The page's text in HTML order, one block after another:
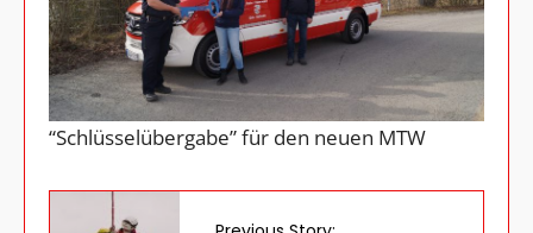
“Schlüsselübergabe” für den neuen MTW